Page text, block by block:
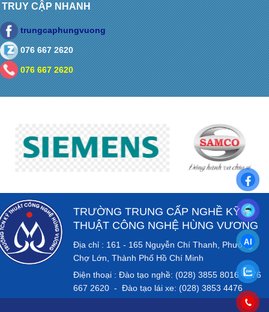
TRUY CẬP NHANH
trungcaphungvuong
076 667 2620
076 667 2620
TRƯỜNG TRUNG CẤP NGHỀ KỸ
THUẬT CÔNG NGHỆ HÙNG VƯƠNG
Địa chỉ : 161 - 165 Nguyễn Chí Thanh, Phường
Chợ Lớn, Thành Phố Hồ Chí Minh
Điện thoại : Đào tạo nghề: (028) 3855 8016 - 076
667 2620 - Đào tạo lái xe: (028) 3853 4476